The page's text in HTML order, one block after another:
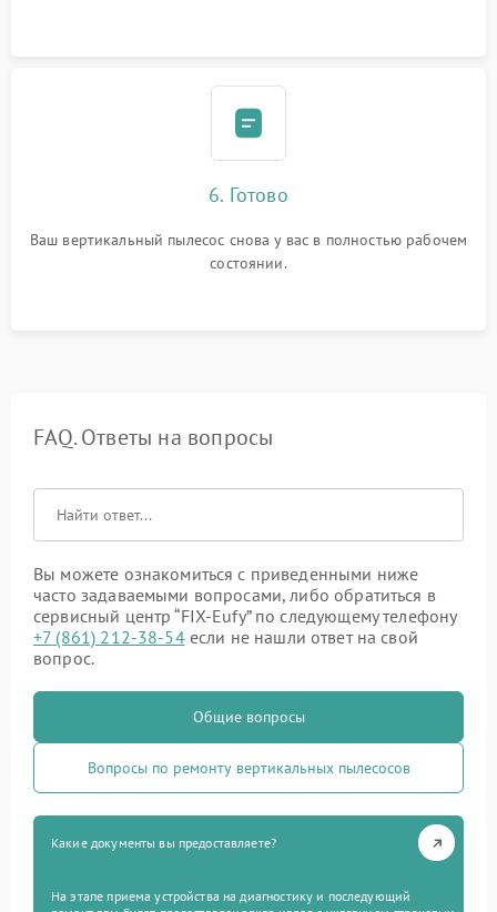
6. Готово
Ваш вертикальный пылесос снова у вас в полностью рабочем
состоянии.
FAQ. Ответы на вопросы
Вы можете ознакомиться с приведенными ниже
часто задаваемыми вопросами, либо обратиться в
сервисный центр “FIX-Eufy” по следующему телефону
+7 (861) 212-38-54если не нашли ответ на свой
вопрос.
Общие вопросы
Вопросы по ремонту вертикальных пылесосов
Какие документы вы предоставляете?
На этапе приема устройства на диагностику и последующий